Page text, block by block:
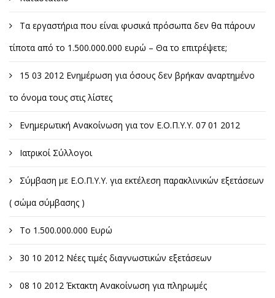
Τα εργαστήρια που είναι φυσικά πρόσωπα δεν θα πάρουν
τίποτα από το 1.500.000.000 ευρώ – Θα το επιτρέψετε;
15 03 2012 Ενημέρωση για όσους δεν βρήκαν αναρτημένο
το όνομα τους στις λίστες
Ενημερωτική Ανακοίνωση για τον Ε.Ο.Π.Υ.Υ. 07 01 2012
Ιατρικοί Σύλλογοι
Σύμβαση με Ε.Ο.Π.Υ.Υ. για εκτέλεση παρακλινικών εξετάσεων
( σώμα σύμβασης )
Το 1.500.000.000 Ευρώ
30 10 2012 Νέες τιμές διαγνωστικών εξετάσεων
08 10 2012 Έκτακτη Ανακοίνωση για πληρωμές